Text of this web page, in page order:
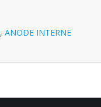
, ANODE INTERNE